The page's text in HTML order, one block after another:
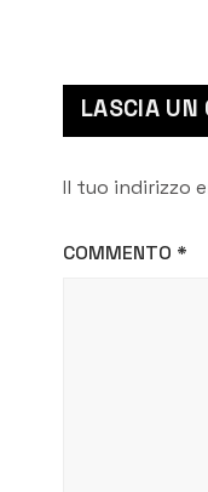
LASCIA UN
Il tuo indirizzo
COMMENTO *